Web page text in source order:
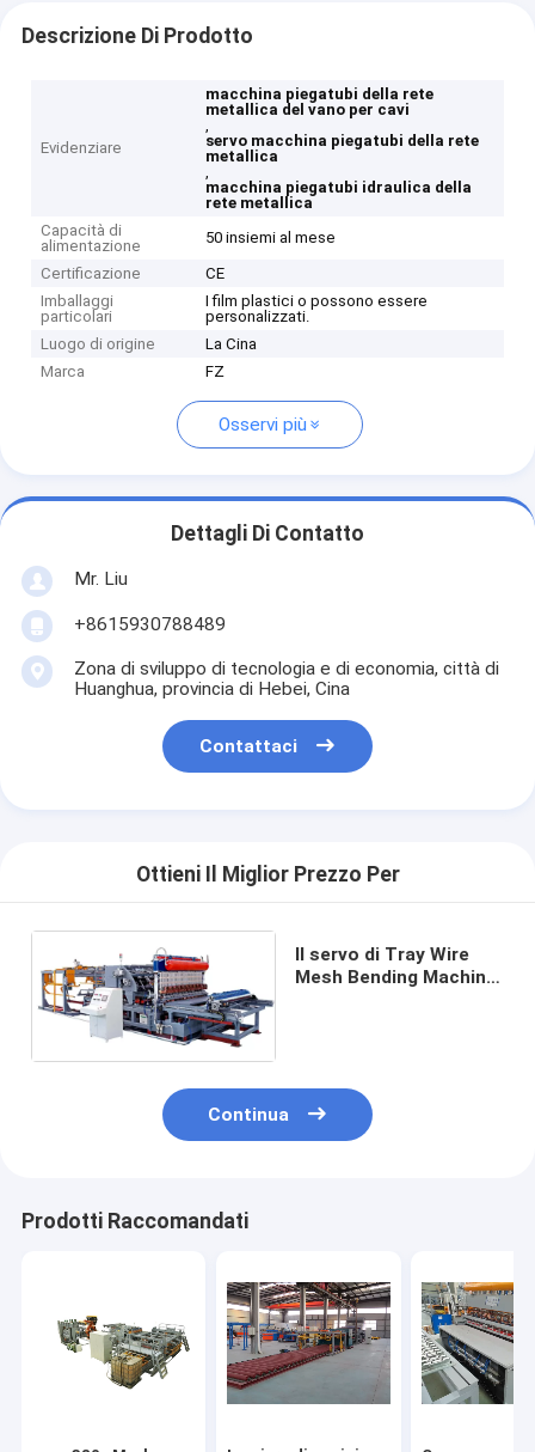
Descrizione Di Prodotto
Evidenziare
macchina piegatubi della rete
metallica del vano per cavi
,
servo macchina piegatubi della rete
metallica
,
macchina piegatubi idraulica della
rete metallica
Capacità di
alimentazione
50 insiemi al mese
Certificazione
CE
Imballaggi
particolari
I film plastici o possono essere
personalizzati.
Luogo di origine
La Cina
Marca
FZ
Osservi più
Dettagli Di Contatto
Mr. Liu
+8615930788489
Zona di sviluppo di tecnologia e di economia, città di
Huanghua, provincia di Hebei, Cina
Contattaci
Ottieni Il Miglior Prezzo Per
Il servo di Tray Wire
Mesh Bending Machine
Continua
Prodotti Raccomandati